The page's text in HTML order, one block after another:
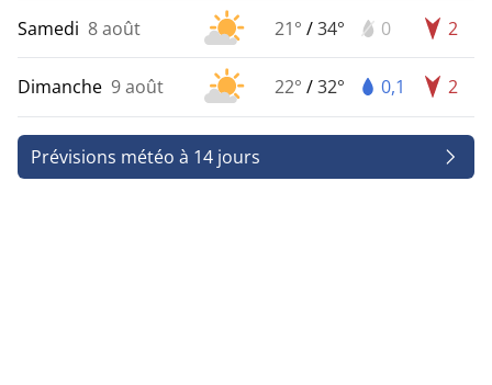
Samedi 8 août 21° /34° 0 2
Dimanche 9 août 22° /32° 0,1 2
Prévisions météo à 14 jours